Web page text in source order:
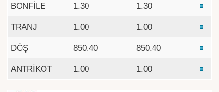
BONFİLE 1.30 1.30
TRANJ 1.00 1.00
DÖŞ 850.40 850.40
ANTRİKOT 1.00 1.00